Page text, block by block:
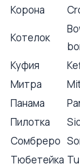
Корона
Котелок
Куфия
Митра
Панама
Пилотка
Сомбреро
Тюбетейка